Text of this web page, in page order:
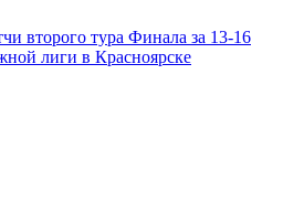
второго тура Финала за 13-16
лиги в Красноярске